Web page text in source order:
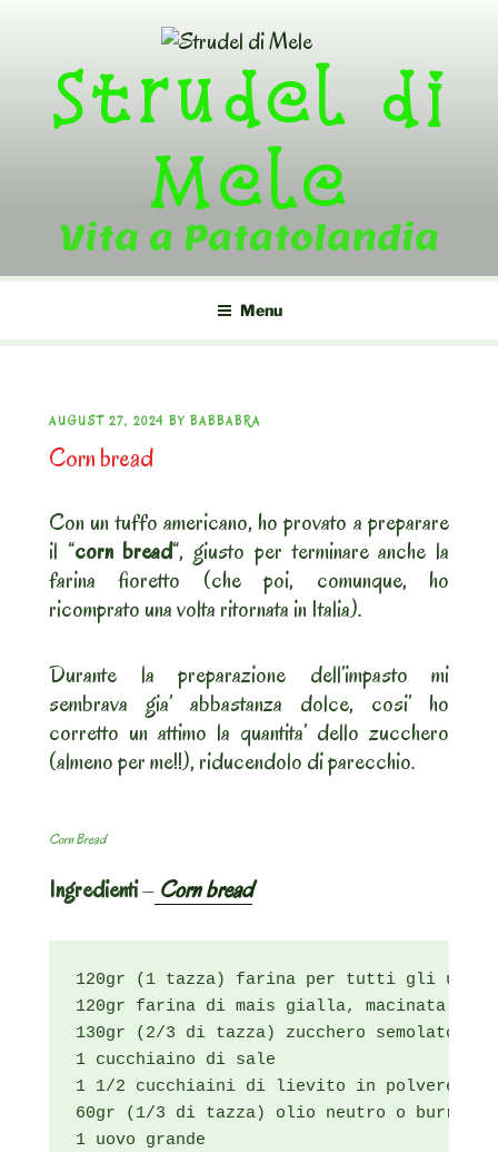
contentStrudel di
Mele
Vita a Patatolandia
Menu
POSTED
ON
AUGUST 27, 2024 BY BABBABRA
Corn bread
Con un tuffo americano, ho provato a preparare
il “corn bread“, giusto per terminare anche la
farina fioretto (che poi, comunque, ho
ricomprato una volta ritornata in Italia).
Durante la preparazione dell’impasto mi
sembrava gia’ abbastanza dolce, cosi’ ho
corretto un attimo la quantita’ dello zucchero
(almeno per me!!), riducendolo di parecchio.
Corn Bread
Ingredienti– Corn bread
120gr (1 tazza) farina per tutti gli usi
120gr farina di mais gialla, macinata
130gr (2/3 di tazza) zucchero semolato (*)
1 cucchiaino di sale
1 1/2 cucchiaini di lievito in polvere
60gr (1/3 di tazza) olio neutro o burro
1 uovo grande